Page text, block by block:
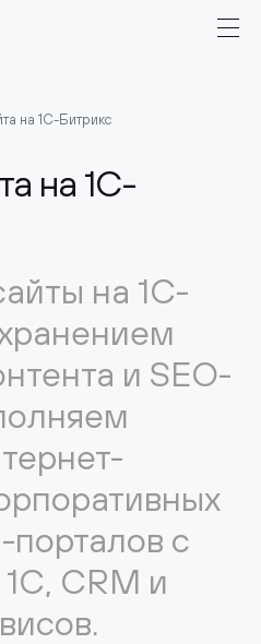
на 1С-Битрикс
на 1С-
на 1С-
и SEO-
порталов с
CRM и